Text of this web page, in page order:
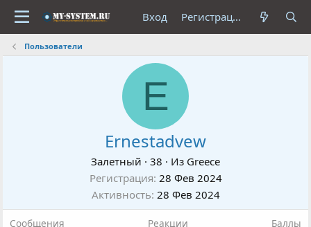
Вход Регистрация
Пользователи
E
Ernestadvew
Залетный · 38 · Из Greece
Регистрация 28 Фев 2024
Активность 28 Фев 2024
Сообщения Реакции Баллы